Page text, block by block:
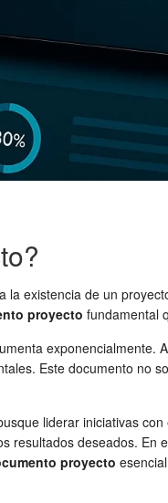
la existencia de un
proyecto fundamental
exponencialmente.
Este documento no
liderar iniciativas
resultados deseados. En
proyecto